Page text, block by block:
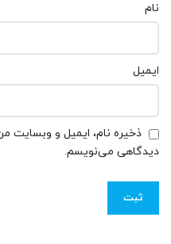
نام
ایمیل
ذخیره نام، ایمیل و وبسایت
دیدگاهی می‌نویسم.